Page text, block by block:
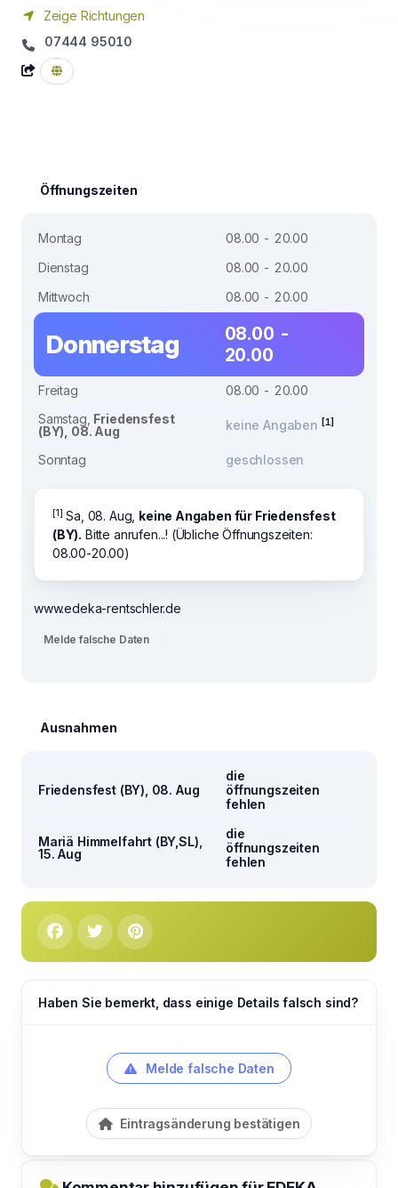
Zeige Richtungen
07444 95010
Öffnungszeiten
Montag
08.00 - 20.00
Dienstag
08.00 - 20.00
Mittwoch
08.00 - 20.00
Donnerstag
08.00 -
20.00
Freitag
08.00 - 20.00
Samstag, Friedensfest
(BY), 08. Aug
keine Angaben [1]
Sonntag geschlossen
[1] Sa, 08. Aug, keine Angaben für Friedensfest
(BY). Bitte anrufen...! (Übliche Öffnungszeiten:
08.00-20.00)
www.edeka-rentschler.de
Melde falsche Daten
Ausnahmen
Friedensfest (BY), 08. Aug
die
öffnungszeiten
fehlen
Mariä Himmelfahrt (BY,SL),
15. Aug
die
öffnungszeiten
fehlen
Haben Sie bemerkt, dass einige Details falsch sind?
Melde falsche Daten
Eintragsänderung bestätigen